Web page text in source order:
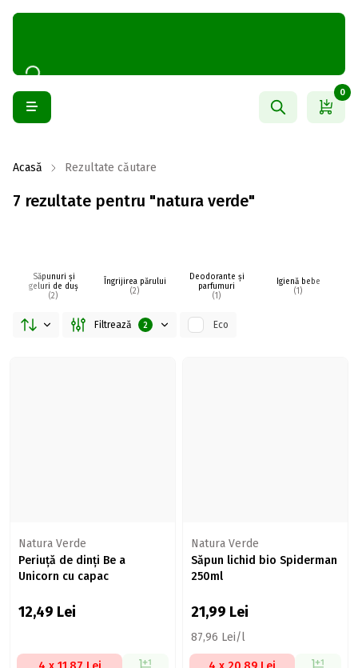
0
Acasă Rezultate căutare
7 rezultate pentru "natura verde"
Săpunuri și
geluri de duș
(2)
Îngrijirea părului
(2)
Deodorante și
parfumuri
(1)
Igienă bebe
(1)
Filtrează 2 Eco
Natura Verde
Periuță de dinți Be a
Unicorn cu capac
12,49 Lei
Natura Verde
Săpun lichid bio Spiderman
250ml
21,99 Lei
87,96 Lei/l